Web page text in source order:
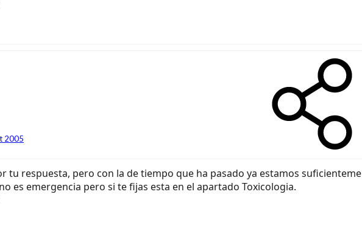
2005
tu respuesta, pero con la de tiempo que ha pasado ya estamos
es emergencia pero si te fijas esta en el apartado Toxicologia.